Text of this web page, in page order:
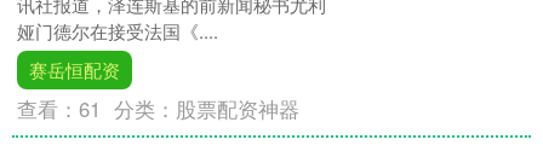
娅门德尔在接受法国《....
赛岳恒配资
查看：61 分类： 股票配资神器